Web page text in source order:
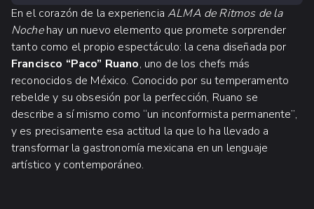
En el corazón de la experienciaALMA de Ritmos de la
Nochehay un nuevo elemento que promete sorprender
tanto como el propio espectáculo: la cena diseñada por
Francisco “Paco” Ruano, uno de los chefs más
reconocidos de México. Conocido por su temperamento
rebelde y su obsesión por la perfección, Ruano se
describe a sí mismo como “un inconformista permanente”,
y es precisamente esa actitud la que lo ha llevado a
transformar la gastronomía mexicana en un lenguaje
artístico y contemporáneo.